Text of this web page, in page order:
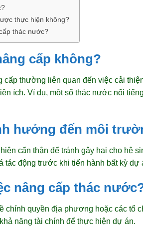
thực hiện không?
thác nước?
cấp không?
thường liên quan đến việc cải
ích. Ví dụ, một số thác nước nổi
hưởng đến môi
cẩn thận để tránh gây hại cho hệ
động trước khi tiến hành bất kỳ dự
nâng cấp thác
quyền địa phương hoặc các tổ
năng tài chính để thực hiện dự án.